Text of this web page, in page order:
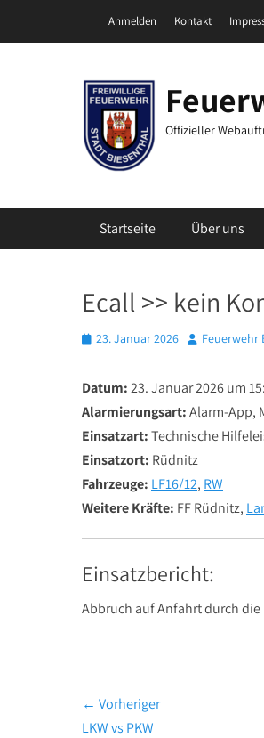
Header Top Menu
Anmelden Kontakt
Offizieller
Primäres Menü
Startseite Über uns
Ecall >> kein
Posted
23. Januar 2026 AutorFeuerwehr
Datum:23. Januar 2026 um
Alarmierungsart:Alarm-App,
Einsatzart:Technische
Einsatzort: Rüdnitz
Fahrzeuge: LF16/12, RW
Weitere Kräfte: FF Rüdnitz,
Einsatzbericht:
Abbruch auf Anfahrt durch
Beitragsnavigation
← Vorheriger
Vorheriger
LKW vs PKW